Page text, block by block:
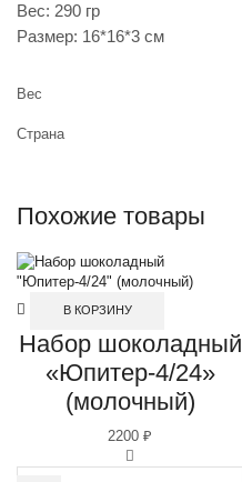
Вес: 290 гр
Размер: 16*16*3 см
Вес
Страна
Похожие товары
В КОРЗИНУ
Набор шоколадный
«Юпитер-4/24»
(молочный)
2200 ₽